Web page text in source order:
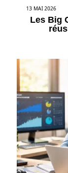
13 MAI 2026
Les Big